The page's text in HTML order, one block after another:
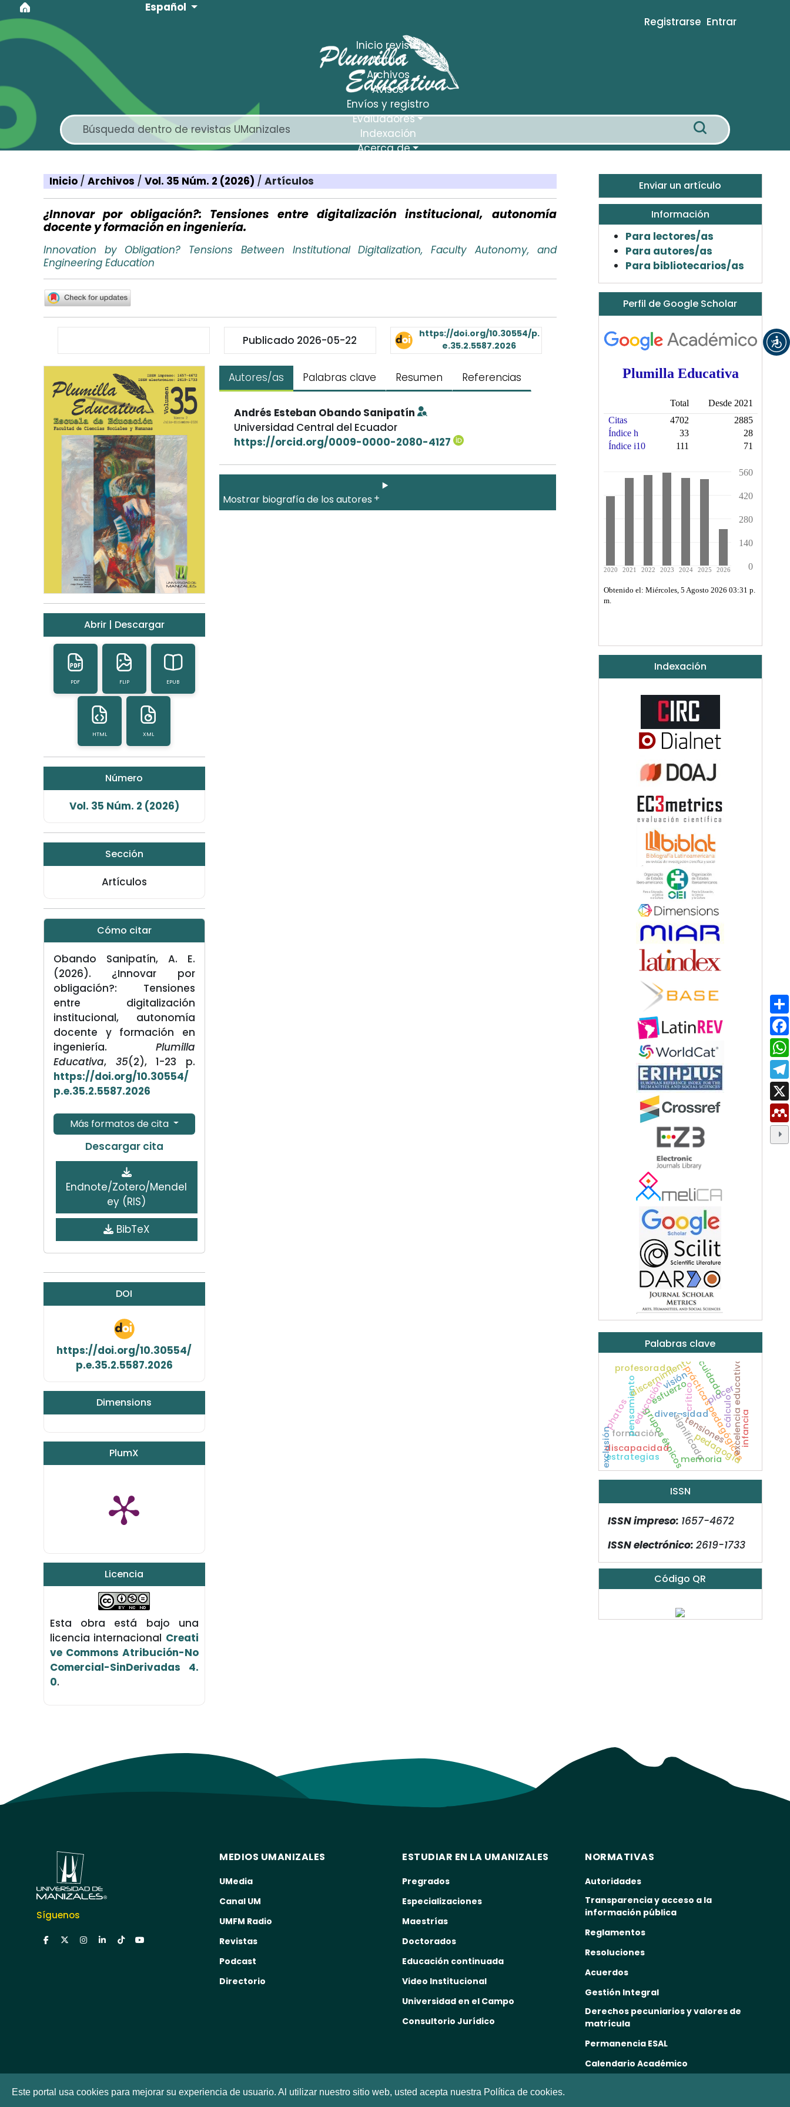
Ir al menú de navegación principal
Ir al contenido principal
Ir al pie de página del sitio Idioma
Español
Registrarse Entrar
Inicio revista
Actual
Archivos
Avisos
Envíos y registro
Evaluadores
Indexación
Acerca de
Inicio / Archivos / Vol. 35 Núm. 2 (2026) / Artículos
¿Innovar por obligación?: Tensiones entre digitalización institucional, autonomía
docente y formación en ingeniería.
Innovation by Obligation? Tensions Between Institutional Digitalization, Faculty Autonomy, and
Engineering Education
Publicado 2026-05-22
https://doi.org/10.30554/p.
e.35.2.5587.2026
Abrir | Descargar
PDF FLIP EPUB
HTML XML
Número
Vol. 35 Núm. 2 (2026)
Sección
Artículos
Cómo citar
Obando Sanipatín, A. E.
(2026). ¿Innovar por
obligación?: Tensiones
entre digitalización
institucional, autonomía
docente y formación en
ingeniería. Plumilla
Educativa, 35(2), 1-23 p.
https://doi.org/10.30554/
p.e.35.2.5587.2026
Más formatos de cita
Descargar cita
Endnote/Zotero/Mendel
ey (RIS)
BibTeX
DOI
https://doi.org/10.30554/
p.e.35.2.5587.2026
Dimensions
PlumX
Licencia
Esta obra está bajo una
licencia internacional Creati
ve Commons Atribución-No
Comercial-SinDerivadas 4.
0.
Autores/as Palabras clave Resumen Referencias
Andrés Esteban Obando Sanipatín
Universidad Central del Ecuador
https://orcid.org/0009-0000-2080-4127
Mostrar biografía de los autores
Enviar un artículo
Información
Para lectores/as
Para autores/as
Para bibliotecarios/as
Perfil de Google Scholar
Indexación
Palabras clave
tensiones
grupos étnicosprácticas pedagógicas
diver¬sidad
educación
formación
esfuerzo placerexcelencia educativa
cuidado
pensamiento crítico
significado
discernimiento
visión
pedagogía
profesorado
discapacidad
estrategias
cálculo
memoria
infancia
phatos
exclusión
ISSN
ISSN impreso: 1657-4672
ISSN electrónico: 2619-1733
Código QR
Síguenos
MEDIOS UMANIZALES
UMedia
Canal UM
UMFM Radio
Revistas
Podcast
Directorio
ESTUDIAR EN LA UMANIZALES
Pregrados
Especializaciones
Maestrías
Doctorados
Educación continuada
Video Institucional
Universidad en el Campo
Consultorio Jurídico
NORMATIVAS
Autoridades
Transparencia y acceso a la
información pública
Reglamentos
Resoluciones
Acuerdos
Gestión Integral
Derechos pecuniarios y valores de
matrícula
Permanencia ESAL
Calendario Académico
Este portal usa cookies para mejorar su experiencia de usuario. Al utilizar nuestro sitio web, usted acepta nuestra Política de cookies.